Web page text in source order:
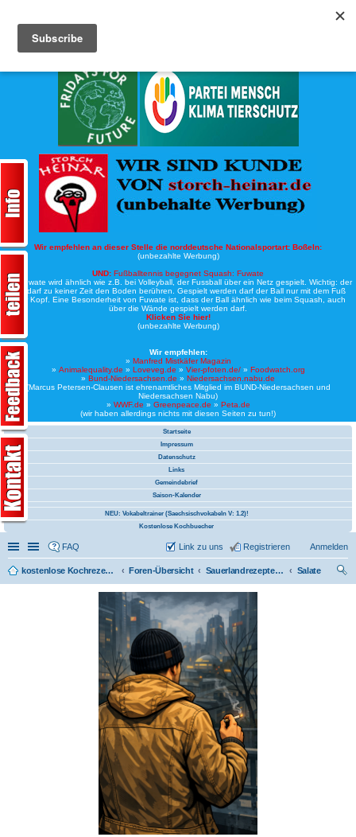
Wir empfehlen an dieser Stelle die norddeutsche Nationalsportart: Boßeln:
(unbezahlte Werbung)
UND: Fußballtennis begegnet Squash: Fuwate
Bei Fuwate wird ähnlich wie z.B. bei Volleyball, der Fussball über ein Netz gespielt. Wichtig: der
Ball darf zu keiner Zeit den Boden berühren. Gespielt werden darf der Ball nur mit dem Fuß
oder Kopf. Eine Besonderheit von Fuwate ist, dass der Ball ähnlich wie beim Squash, auch
über die Wände gespielt werden darf.
Klicken Sie hier!
(unbezahlte Werbung)
Wir empfehlen:
» Manfred Mistkäfer Magazin
» Animalequality.de » Loveveg.de » Vier-pfoten.de/» Foodwatch.org
» Bund-Niedersachsen.de » Niedersachsen.nabu.de
(Marcus Petersen-Clausen ist ehrenamtliches Mitglied im BUND-Niedersachsen und
Niedersachsen Nabu)
» WWF.de » Greenpeace.de » Peta.de
(wir haben allerdings nichts mit diesen Seiten zu tun!)
Startseite
Impressum
Datenschutz
Links
Gemeindebrief
Saison-Kalender
NEU: Vokabeltrainer (Saechsischvokabeln V: 1.2)!
Kostenlose Kochbuecher
Schnellzugriff
Linkliste
FAQ Anmelden
Registrieren
Link zu uns
kostenlose Kochrezepte und kostenlose Kochbücher Foren-Übersicht Sauerlandrezepte für einen Minister (CDU)
Salate